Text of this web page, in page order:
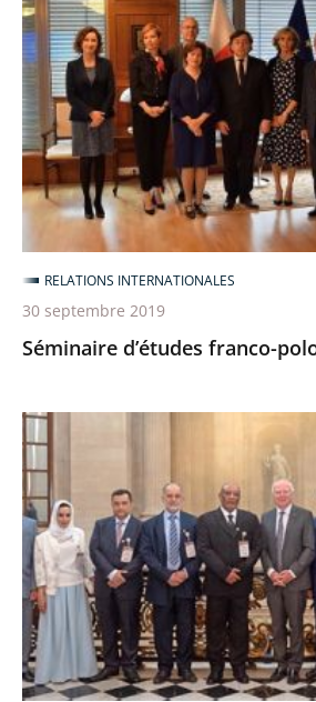
d’études
franco-
polonais
Séminaire d’études franco-
RELATIONS INTERNATIONALES
30 septembre 2019
Visite
d'une
délégation
du
Sultanat
d'Oman